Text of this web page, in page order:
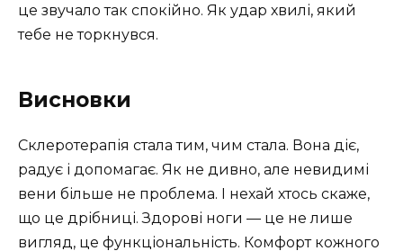
це звучало так спокійно. Як удар хвилі, який
тебе не торкнувся.
Висновки
Склеротерапія стала тим, чим стала. Вона діє,
радує і допомагає. Як не дивно, але невидимі
вени більше не проблема. І нехай хтось скаже,
що це дрібниці. Здорові ноги — це не лише
вигляд, це функціональність. Комфорт кожного